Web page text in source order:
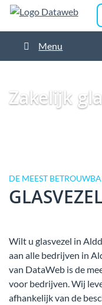
Menu
Zakelijk
DE MEEST
Wilt u glasvezel in
aan alle bedrijven in
van DataWeb is de
voor bedrijven. Wij
afhankelijk van de